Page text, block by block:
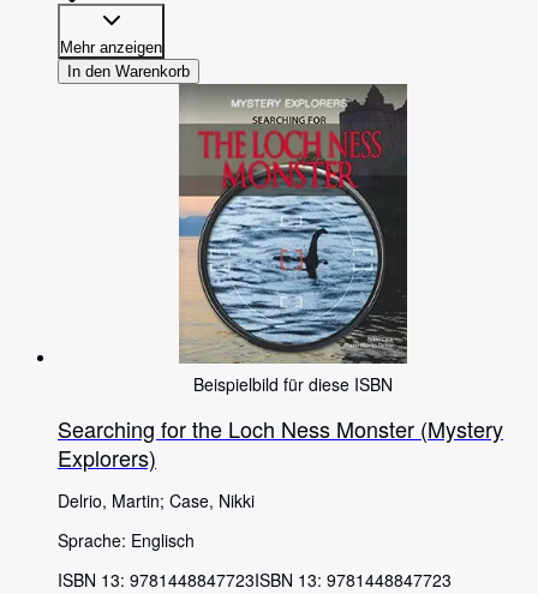
Mehr anzeigen
In den Warenkorb
Beispielbild für diese ISBN
Searching for the Loch Ness Monster (Mystery
Explorers)
Delrio, Martin; Case, Nikki
Sprache: Englisch
ISBN 13: 9781448847723ISBN 13: 9781448847723